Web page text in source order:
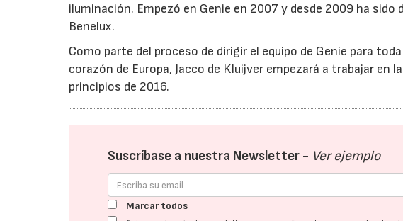
iluminación. Empezó en Genie en 2007 y desde 2009 ha
Benelux.
Como parte del proceso de dirigir el equipo de Genie para
corazón de Europa, Jacco de Kluijver empezará a trabajar en
principios de 2016.
Suscríbase a nuestra Newsletter - Ver ejemplo
Marcar todos